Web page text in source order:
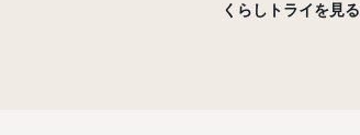
くらしトライを見る